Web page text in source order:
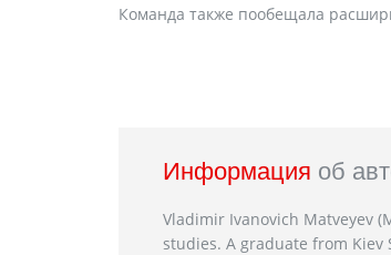
Команда также пообещала
Информация об
Vladimir Ivanovich Matveyev
studies. A graduate from